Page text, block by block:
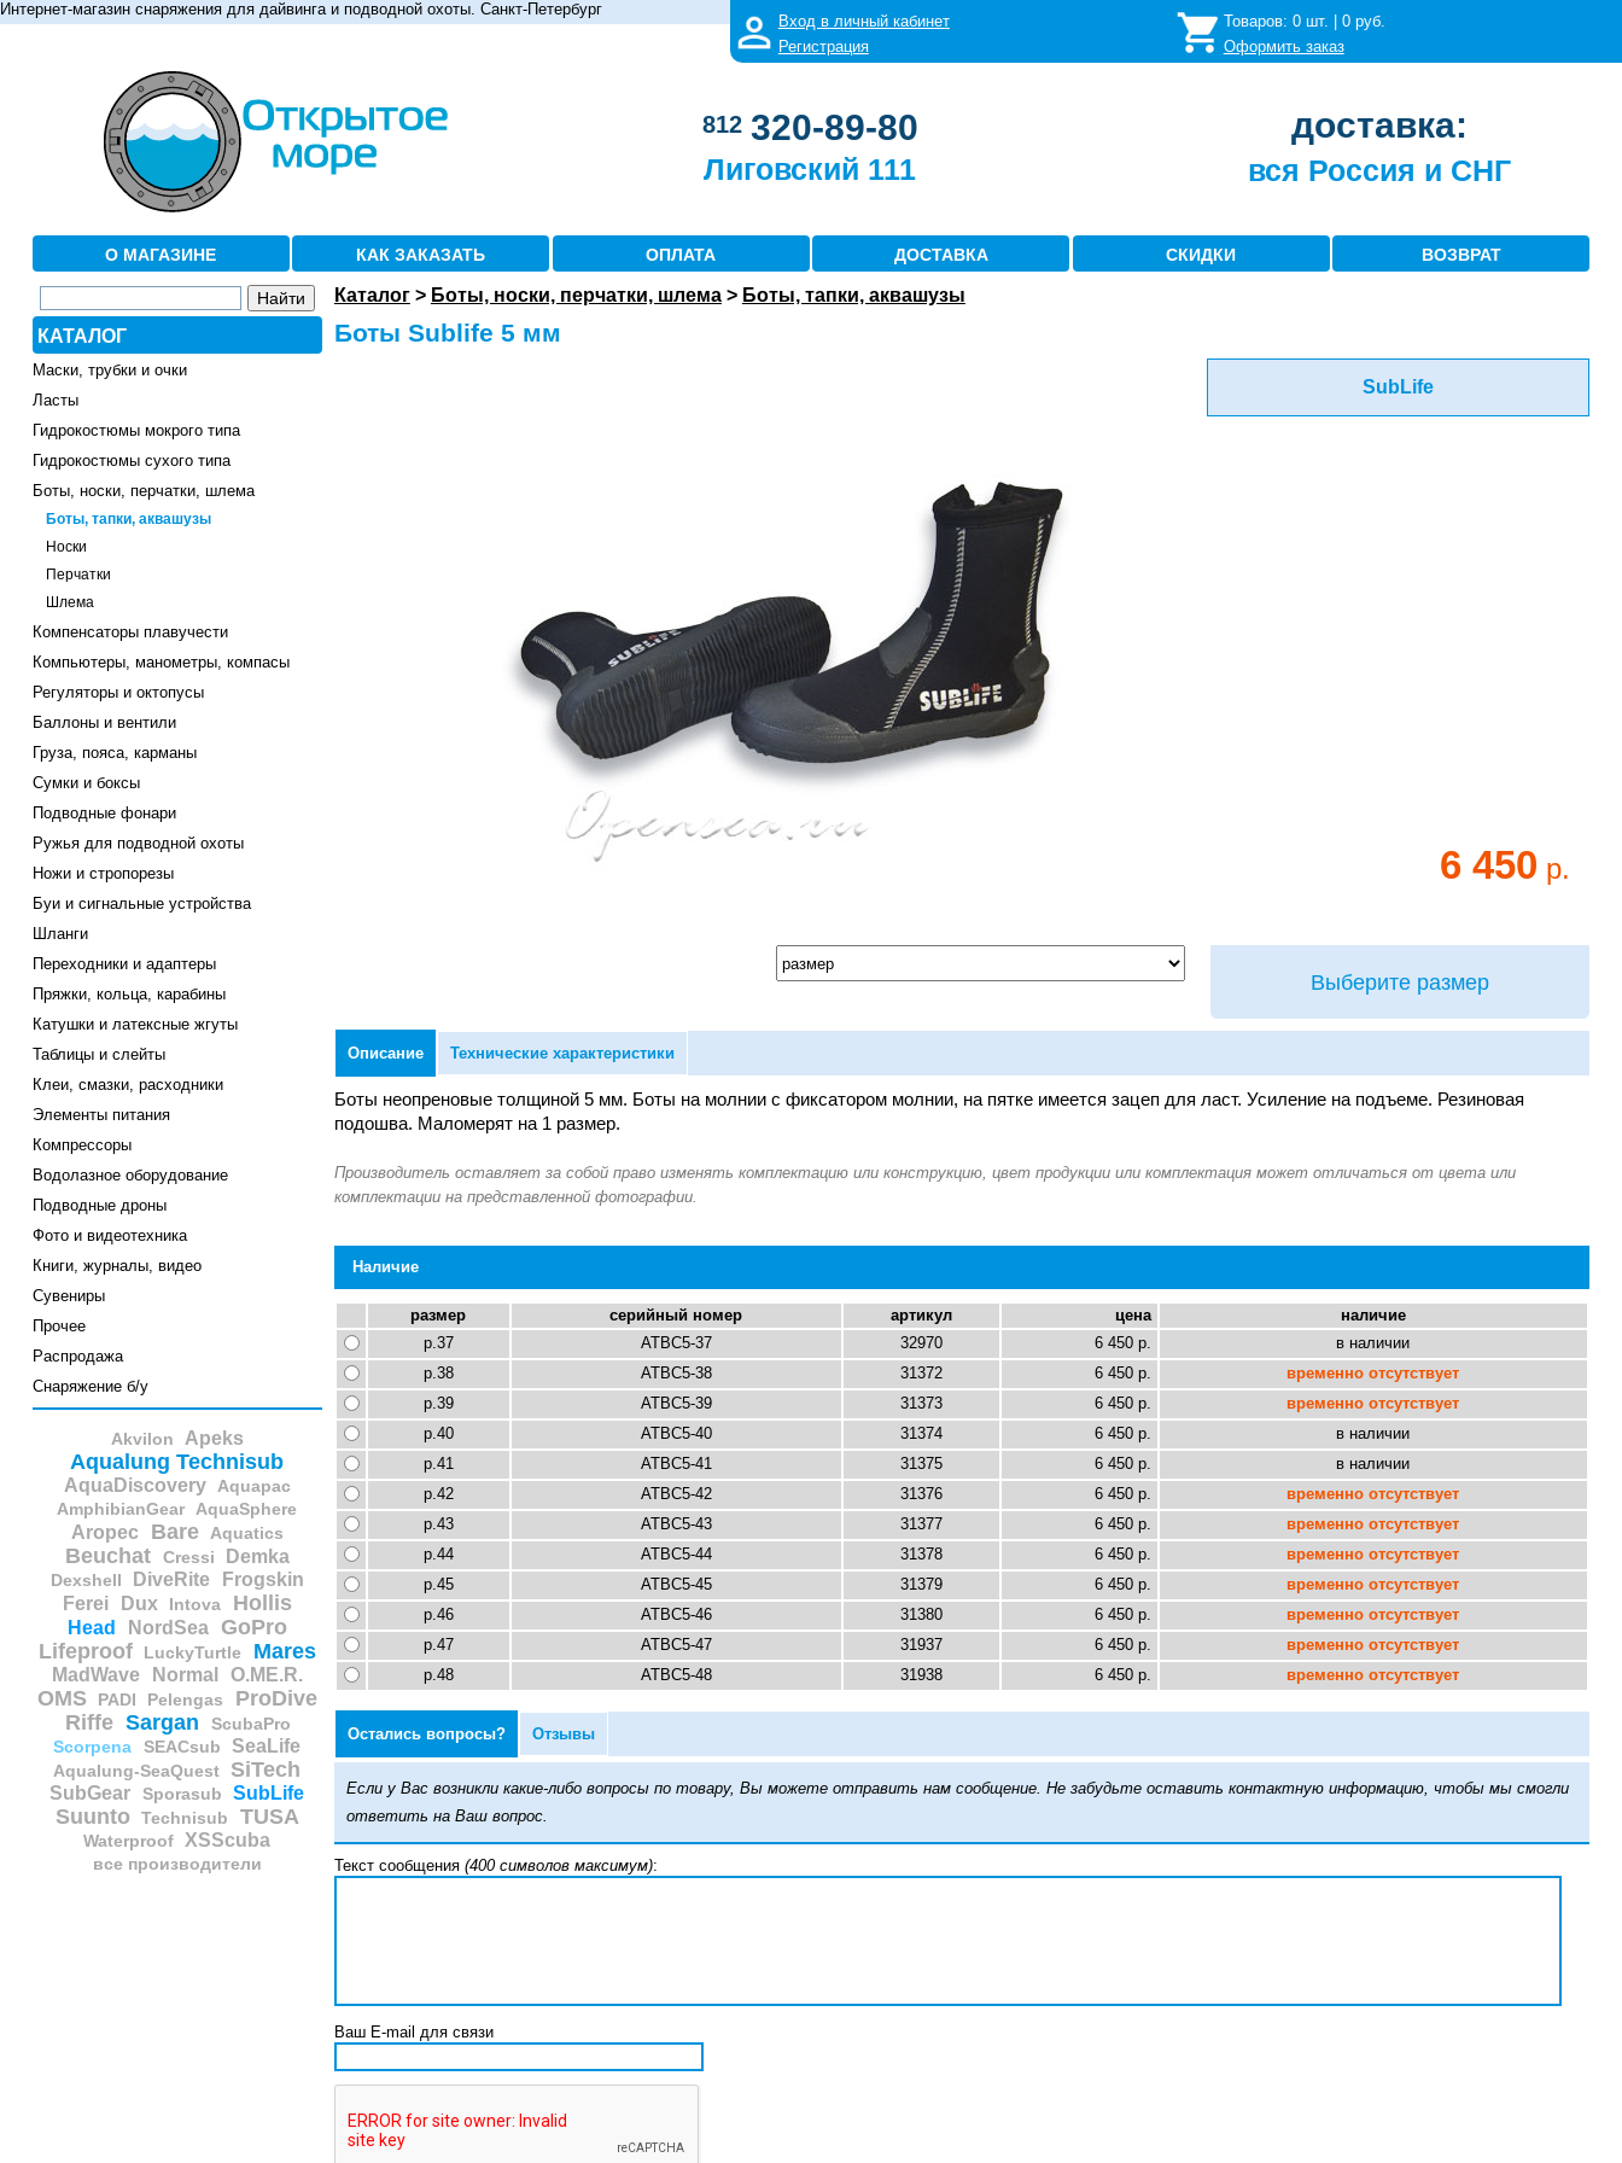
Интернет-магазин снаряжения для дайвинга и подводной охоты. Санкт-Петербург
Вход в личный кабинет
Регистрация
Товаров: 0шт. | 0руб.
Оформить заказ
812 320-89-80
Лиговский 111
доставка:
вся Россия и СНГ
О МАГАЗИНЕ КАК ЗАКАЗАТЬ ОПЛАТА ДОСТАВКА СКИДКИ ВОЗВРАТ
КАТАЛОГ
Маски, трубки и очки
Ласты
Гидрокостюмы мокрого типа
Гидрокостюмы сухого типа
Боты, носки, перчатки, шлема
Боты, тапки, аквашузы
Носки
Перчатки
Шлема
Компенсаторы плавучести
Компьютеры, манометры, компасы
Регуляторы и октопусы
Баллоны и вентили
Груза, пояса, карманы
Сумки и боксы
Подводные фонари
Ружья для подводной охоты
Ножи и стропорезы
Буи и сигнальные устройства
Шланги
Переходники и адаптеры
Пряжки, кольца, карабины
Катушки и латексные жгуты
Таблицы и слейты
Клеи, смазки, расходники
Элементы питания
Компрессоры
Водолазное оборудование
Подводные дроны
Фото и видеотехника
Книги, журналы, видео
Сувениры
Прочее
Распродажа
Снаряжение б/у
Akvilon Apeks
Aqualung Technisub
AquaDiscovery Aquapac
AmphibianGear AquaSphere
Aropec Bare Aquatics
Beuchat Cressi Demka
Dexshell DiveRite
Frogskin
Ferei
Dux Intova Hollis
Head NordSea
GoPro
Lifeproof
LuckyTurtle Mares
MadWave Normal O.ME.R.
OMS PADI Pelengas
ProDive
Riffe Sargan
ScubaPro
Scorpena
SEACsub SeaLife
Aqualung-SeaQuest SiTech
SubGear Sporasub SubLife
Suunto Technisub TUSA
Waterproof XSScuba
все производители
Каталог> Боты, носки, перчатки, шлема> Боты, тапки, аквашузы
Боты Sublife 5 мм
SubLife
6 450 р.
Выберите размер
Описание Технические характеристики
Боты неопреновые толщиной 5 мм. Боты на молнии с фиксатором молнии, на пятке имеется зацеп для ласт. Усиление на подъеме. Резиновая
подошва. Маломерят на 1 размер.
Наличие
размер серийный номер артикул цена
наличие
р.37
ATBC5-37 32970 6 450 р.
в наличии
р.38
ATBC5-38 31372 6 450 р.
временно отсутствует
р.39
ATBC5-39 31373 6 450 р.
временно отсутствует
р.40
ATBC5-40 31374 6 450 р.
в наличии
р.41
ATBC5-41 31375 6 450 р.
в наличии
р.42
ATBC5-42 31376 6 450 р.
временно отсутствует
р.43
ATBC5-43 31377 6 450 р.
временно отсутствует
р.44
ATBC5-44 31378 6 450 р.
временно отсутствует
р.45
ATBC5-45 31379 6 450 р.
временно отсутствует
р.46
ATBC5-46 31380 6 450 р.
временно отсутствует
р.47
ATBC5-47 31937 6 450 р.
временно отсутствует
р.48
ATBC5-48 31938 6 450 р. временно отсутствует
Остались вопросы? Отзывы
Если у Вас возникли какие-либо вопросы по товару, Вы можете отправить нам сообщение. Не забудьте оставить контактную информацию, чтобы мы смогли
ответить на Ваш вопрос.
Текст сообщения (400 символов максимум):
Ваш E-mail для связи